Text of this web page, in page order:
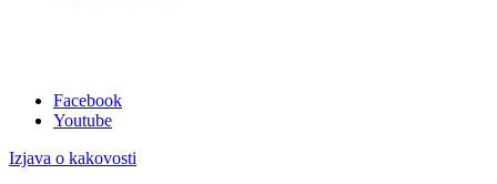
Facebook
Youtube
Izjava o kakovosti